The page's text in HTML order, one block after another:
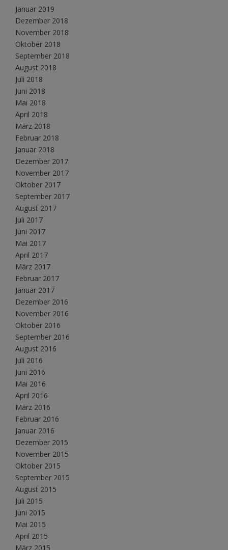
Januar 2019
Dezember 2018
November 2018
Oktober 2018
September 2018
August 2018
Juli 2018
Juni 2018
Mai 2018
April 2018
März 2018
Februar 2018
Januar 2018
Dezember 2017
November 2017
Oktober 2017
September 2017
August 2017
Juli 2017
Juni 2017
Mai 2017
April 2017
März 2017
Februar 2017
Januar 2017
Dezember 2016
November 2016
Oktober 2016
September 2016
August 2016
Juli 2016
Juni 2016
Mai 2016
April 2016
März 2016
Februar 2016
Januar 2016
Dezember 2015
November 2015
Oktober 2015
September 2015
August 2015
Juli 2015
Juni 2015
Mai 2015
April 2015
März 2015